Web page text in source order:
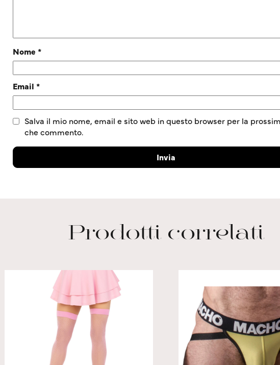
Nome *
Email *
Salva il mio nome, email e sito web in questo browser per la
che commento.
Prodotti correlati